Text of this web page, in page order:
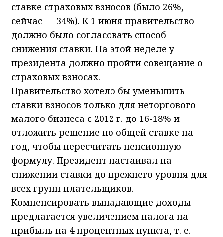
ставке страховых взносов (было 26%,
сейчас — 34%). К 1 июня правительство
должно было согласовать способ
снижения ставки. На этой неделе у
президента должно пройти совещание о
страховых взносах.
Правительство хотело бы уменьшить
ставки взносов только для неторгового
малого бизнеса с 2012 г. до 16-18% и
отложить решение по общей ставке на
год, чтобы пересчитать пенсионную
формулу. Президент настаивал на
снижении ставки до прежнего уровня для
всех групп плательщиков.
Компенсировать выпадающие доходы
предлагается увеличением налога на
прибыль на 4 процентных пункта, т. е.